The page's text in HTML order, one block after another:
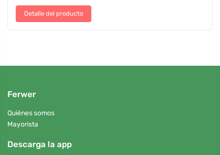
Detalle del producto
Ferwer
Quiénes somos
Mayorista
Descarga la app